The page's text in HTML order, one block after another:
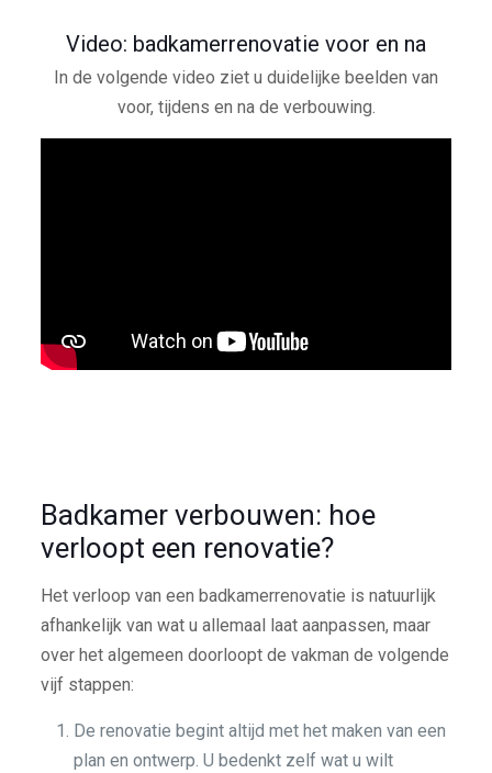
Video: badkamerrenovatie voor en na
In de volgende video ziet u duidelijke beelden van
voor, tijdens en na de verbouwing.
Badkamer verbouwen: hoe
verloopt een renovatie?
Het verloop van een badkamerrenovatie is natuurlijk
afhankelijk van wat u allemaal laat aanpassen, maar
over het algemeen doorloopt de vakman de volgende
vijf stappen:
De renovatie begint altijd met het maken van een
plan en ontwerp. U bedenkt zelf wat u wilt